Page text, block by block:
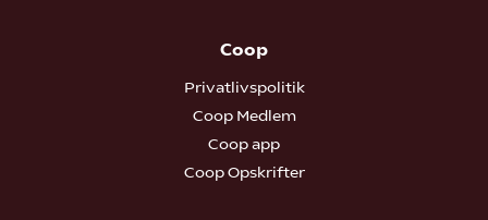
Coop
Privatlivspolitik
Coop Medlem
Coop app
Coop Opskrifter